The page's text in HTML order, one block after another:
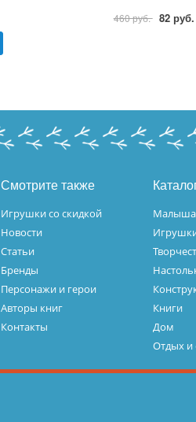
460 руб. 82 руб.
Смотрите также
Игрушки со скидкой
Новости
Статьи
Бренды
Персонажи и герои
Авторы книг
Контакты
Книги
Дом
Отдых и